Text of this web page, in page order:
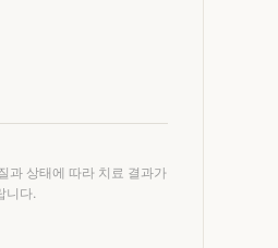
과 상태에 따라 치료 결과가
니다.